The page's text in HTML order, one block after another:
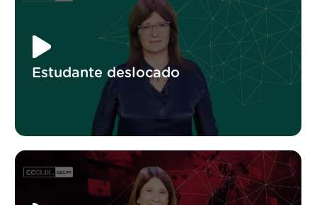
Estudante deslocado